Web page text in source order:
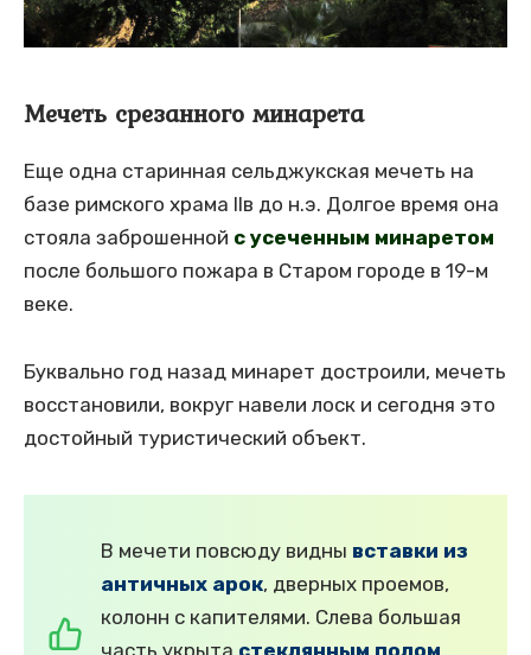
Мечеть срезанного минарета
Еще одна старинная сельджукская мечеть на
базе римского храма IIв до н.э. Долгое время она
стояла заброшенной с усеченным минаретом
после большого пожара в Старом городе в 19-м
веке.
Буквально год назад минарет достроили, мечеть
восстановили, вокруг навели лоск и сегодня это
достойный туристический объект.
В мечети повсюду видны вставки из
античных арок, дверных проемов,
колонн с капителями. Слева большая